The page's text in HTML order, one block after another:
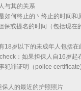
与其的关系
如何终止的丶终止的时间和
保或提名的时间（包括现
18岁以下的未成年人包括
：如果担保人自16岁
犯罪证明（police
保人的最近的护照照片